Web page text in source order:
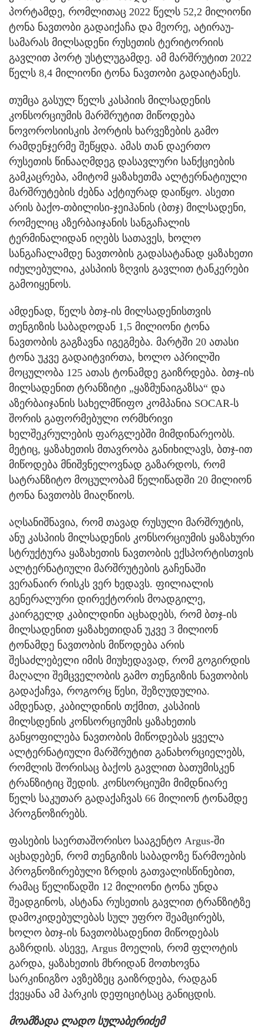
პორტამდე, რომლითაც 2022 წელს 52,2 მილიონი
ტონა ნავთობი გადაიქაჩა და მეორე, ატირაუ-
სამარას მილსადენი რუსეთის ტერიტორიის
გავლით პორტ უსტლუგამდე. ამ მარშრუტით 2022
წელს 8,4 მილიონი ტონა ნავთობი გადაიტანეს.
თუმცა გასულ წელს კასპიის მილსადენის
კონსორციუმის მარშრუტით მიწოდება
ნოვოროსიისკის პორტის ხარვეზების გამო
რამდენჯერმე შეწყდა. ამას თან დაერთო
რუსეთის წინააღმდეგ დასავლური სანქციების
გამკაცრება, ამიტომ ყაზახეთმა ალტერნატიული
მარშრუტების ძებნა აქტიურად დაიწყო. ასეთი
არის ბაქო-თბილისი-ჯეიჰანის (ბთჯ) მილსადენი,
რომელიც აზერბაიჯანის სანგაჩალის
ტერმინალიდან იღებს სათავეს, ხოლო
სანგაჩალამდე ნავთობის გადასატანად ყაზახეთი
იძულებულია, კასპიის ზღვის გავლით ტანკერები
გამოიყენოს.
ამდენად, წელს ბთჯ-ის მილსადენისთვის
თენგიზის საბადოდან 1,5 მილიონი ტონა
ნავთობის გაგზავნა იგეგმება. მარტში 20 ათასი
ტონა უკვე გადაიტვირთა, ხოლო აპრილში
მოცულობა 125 ათას ტონამდე გაიზრდება. ბთჯ-ის
მილსადენით ტრანზიტი „ყაზმუნაიგაზსა“ და
აზერბაიჯანის სახელმწიფო კომპანია SOCAR-ს
შორის გაფორმებული ორმხრივი
ხელშეკრულების ფარგლებში მიმდინარეობს.
მეტიც, ყაზახეთის მთავრობა განიხილავს, ბთჯ-ით
მიწოდება მნიშვნელოვნად გაზარდოს, რომ
სატრანზიტო მოცულობამ წელიწადში 20 მილიონ
ტონა ნავთობს მიაღწიოს.
აღსანიშნავია, რომ თავად რუსული მარშრუტის,
ანუ კასპიის მილსადენის კონსორციუმის ყაზახური
სტრუქტურა ყაზახეთის ნავთობის ექსპორტისთვის
ალტერნატიული მარშრუტების გაჩენაში
ვერანაირ რისკს ვერ ხედავს. ფილიალის
გენერალური დირექტორის მოადგილე,
კაირგელდ კაბილდინი აცხადებს, რომ ბთჯ-ის
მილსადენით ყაზახეთიდან უკვე 3 მილიონ
ტონამდე ნავთობის მიწოდება არის
შესაძლებელი იმის მიუხედავად, რომ გოგირდის
მაღალი შემცველობის გამო თენგიზის ნავთობის
გადაქაჩვა, როგორც წესი, შეზღუდულია.
ამდენად, კაბილდინის თქმით, კასპიის
მილსდენის კონსორციუმის ყაზახეთის
განყოფილება ნავთობის მიწოდებას ყველა
ალტერნატიული მარშრუტით განახორციელებს,
რომლის შორისაც ბაქოს გავლით ბათუმისკენ
ტრანზიტიც შედის. კონსორციუმი მიმდნიარე
წელს საკუთარ გადაქაჩვას 66 მილიონ ტონამდე
პროგნოზირებს.
ფასების საერთაშორისო სააგენტო Argus-ში
აცხადებენ, რომ თენგიზის საბადოზე წარმოების
პროგნოზირებული ზრდის გათვალისწინებით,
რამაც წელიწადში 12 მილიონი ტონა უნდა
შეადგინოს, ასტანა რუსეთის გავლით ტრანზიტზე
დამოკიდებულებას სულ უფრო შეამცირებს,
ხოლო ბთჯ-ის ნავთობსადენით მიწოდებას
გაზრდის. ასევე, Argus მოელის, რომ ფლოტის
გარდა, ყაზახეთის მხრიდან მოთხოვნა
სარკინიგზო ავზებზეც გაიზრდება, რადგან
ქვეყანა ამ პარკის დეფიციტსაც განიცდის.
მოამზადა ლადო სულაბერიძემ